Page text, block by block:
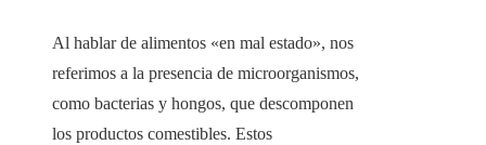
Al hablar de alimentos «en mal estado», nos
referimos a la presencia de microorganismos,
como bacterias y hongos, que descomponen
los productos comestibles. Estos